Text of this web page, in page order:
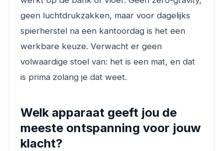
geen luchtdrukzakken, maar voor dagelijks
spierherstel na een kantoordag is het een
werkbare keuze. Verwacht er geen
volwaardige stoel van: het is een mat, en dat
is prima zolang je dat weet.
Welk apparaat geeft jou de
meeste ontspanning voor jouw
klacht?